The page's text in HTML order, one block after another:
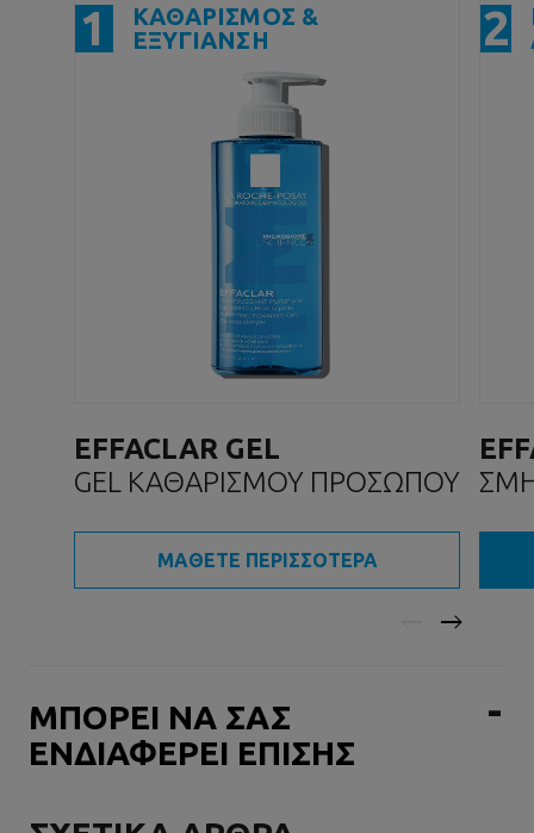
1
ΚΑΘΑΡΙΣΜΟΣ &
ΕΞΥΓΙΑΝΣΗ
EFFACLAR GEL
GEL ΚΑΘΑΡΙΣΜΟΥ ΠΡΟΣΩΠΟΥ
ΜΑΘΕΤΕ ΠΕΡΙΣΣΟΤΕΡΑ
2
ΜΠΟΡΕΙ ΝΑ ΣΑΣ
ΕΝΔΙΑΦΕΡΕΙ ΕΠΙΣΗΣ